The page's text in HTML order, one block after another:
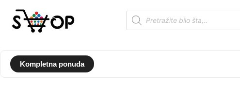
Kompletna ponuda